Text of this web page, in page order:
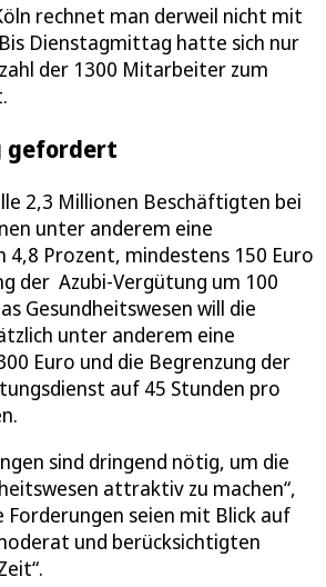
rechnet man derweil nicht mit
Dienstagmittag hatte sich nur
der 1300 Mitarbeiter zum
gefordert
2,3 Millionen Beschäftigten bei
unter anderem eine
4,8 Prozent, mindestens 150 Euro
der Azubi-Vergütung um 100
Gesundheitswesen will die
unter anderem eine
Euro und die Begrenzung der
auf 45 Stunden pro
sind dringend nötig, um die
attraktiv zu machen“,
Forderungen seien mit Blick auf
und berücksichtigten